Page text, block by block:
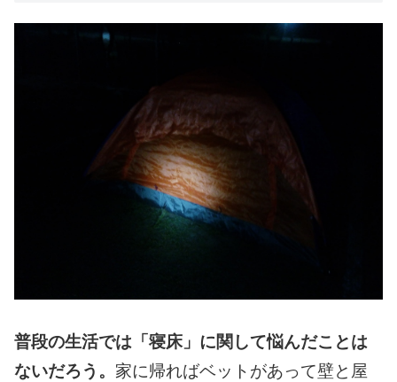
普段の生活では 「寝床」に関して悩んだことは
ないだろう。 家に帰ればベットがあって壁と屋